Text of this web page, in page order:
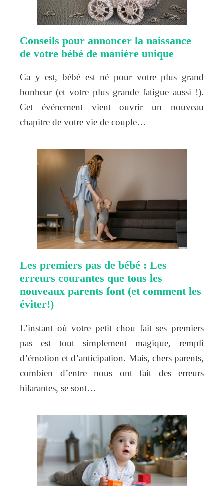
Conseils pour annoncer la naissance
de votre bébé de manière unique
Ca y est, bébé est né pour votre plus grand
bonheur (et votre plus grande fatigue aussi !).
Cet événement vient ouvrir un nouveau
chapitre de votre vie de couple…
Les premiers pas de bébé : Les
erreurs courantes que tous les
nouveaux parents font (et comment les
éviter!)
L’instant où votre petit chou fait ses premiers
pas est tout simplement magique, rempli
d’émotion et d’anticipation. Mais, chers parents,
combien d’entre nous ont fait des erreurs
hilarantes, se sont…